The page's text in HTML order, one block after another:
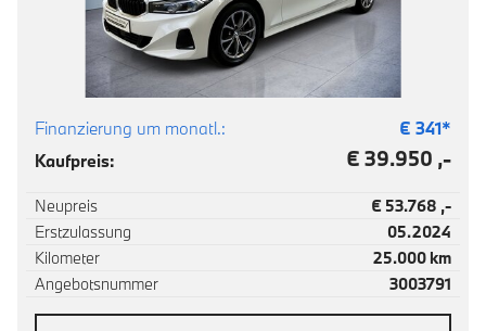
Finanzierung um monatl.: € 341*
Kaufpreis:
€ 39.950 ,-
Neupreis
€ 53.768 ,-
Erstzulassung
05.2024
Kilometer
25.000 km
Angebotsnummer
3003791